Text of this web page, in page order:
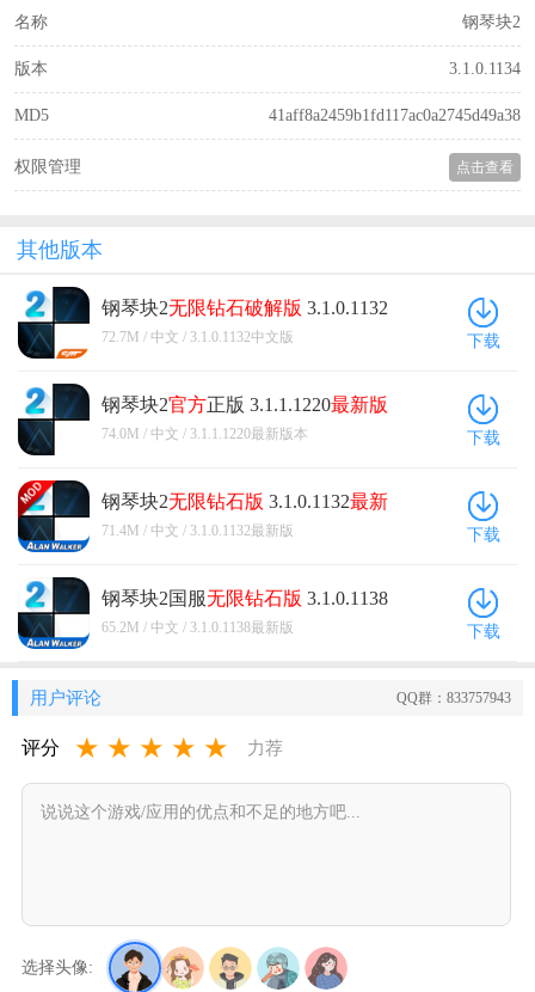
名称 钢琴块2
版本 3.1.0.1134
MD5 41aff8a2459b1fd117ac0a2745d49a38
权限管理 点击查看
其他版本
钢琴块2无限钻石破解版 3.1.0.1132
中文版
72.7M / 中文 / 3.1.0.1132中文版 下载
钢琴块2官方正版 3.1.1.1220最新版
本
74.0M / 中文 / 3.1.1.1220最新版本 下载
钢琴块2无限钻石版 3.1.0.1132最新
版
71.4M / 中文 / 3.1.0.1132最新版 下载
钢琴块2国服无限钻石版 3.1.0.1138
最新版
65.2M / 中文 / 3.1.0.1138最新版 下载
用户评论 QQ群：833757943
评分 ★ ★ ★ ★ ★ 力荐
选择头像: